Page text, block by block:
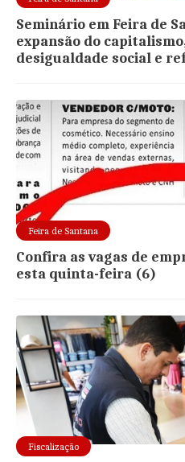
Seminário em Feira de
expansão do
desigualdade social e
Feira de Santana
Confira as vagas de
esta quinta-feira (6)
Fiscalização